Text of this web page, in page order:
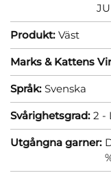
Produkt: Väst
Marks & Kattens
Språk: Svenska
Svårighetsgrad: 2 -
Utgångna garner: